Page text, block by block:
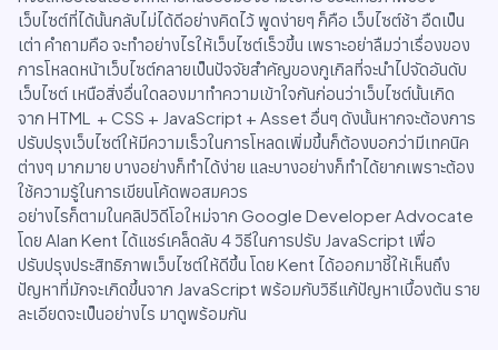
เว็บไซต์ที่ได้นั้นกลับไม่ได้ดีอย่างคิดไว้ พูดง่ายๆ ก็คือ เว็บไซต์ช้า อืดเป็น
เต่า คำถามคือ จะทำอย่างไรให้เว็บไซต์เร็วขึ้น เพราะอย่าลืมว่าเรื่องของ
การโหลดหน้าเว็บไซต์กลายเป็นปัจจัยสำคัญของกูเกิลที่จะนำไปจัดอันดับ
เว็บไซต์ เหนือสิ่งอื่นใดลองมาทำความเข้าใจกันก่อนว่าเว็บไซต์นั้นเกิด
จาก HTML + CSS + JavaScript + Asset อื่นๆ ดังนั้นหากจะต้องการ
ปรับปรุงเว็บไซต์ให้มีความเร็วในการโหลดเพิ่มขึ้นก็ต้องบอกว่ามีเทคนิค
ต่างๆ มากมาย บางอย่างก็ทำได้ง่าย และบางอย่างก็ทำได้ยากเพราะต้อง
ใช้ความรู้ในการเขียนโค้ดพอสมควร
อย่างไรก็ตามในคลิปวิดีโอใหม่จาก Google Developer Advocate
โดย Alan Kent ได้แชร์เคล็ดลับ 4 วิธีในการปรับ JavaScript เพื่อ
ปรับปรุงประสิทธิภาพเว็บไซต์ให้ดีขึ้น โดย Kent ได้ออกมาชี้ให้เห็นถึง
ปัญหาที่มักจะเกิดขึ้นจาก JavaScript พร้อมกับวิธีแก้ปัญหาเบื้องต้น ราย
ละเอียดจะเป็นอย่างไร มาดูพร้อมกัน